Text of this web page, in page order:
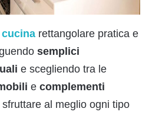
cucina rettangolare pratica e
semplici
e scegliendo tra le
e complementi
al meglio ogni tipo